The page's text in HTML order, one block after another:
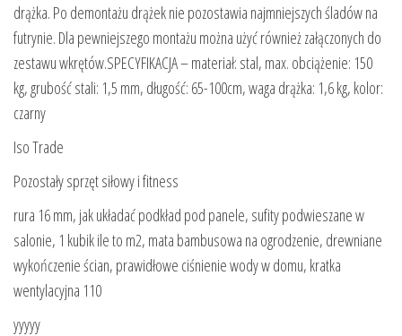
drążka. Po demontażu drążek nie pozostawia najmniejszych śladów na
futrynie. Dla pewniejszego montażu można użyć również załączonych do
zestawu wkrętów.SPECYFIKACJA – materiał: stal, max. obciążenie: 150
kg, grubość stali: 1,5 mm, długość: 65-100cm, waga drążka: 1,6 kg, kolor:
czarny
Iso Trade
Pozostały sprzęt siłowy i fitness
rura 16 mm, jak układać podkład pod panele, sufity podwieszane w
salonie, 1 kubik ile to m2, mata bambusowa na ogrodzenie, drewniane
wykończenie ścian, prawidłowe ciśnienie wody w domu, kratka
wentylacyjna 110
yyyyy